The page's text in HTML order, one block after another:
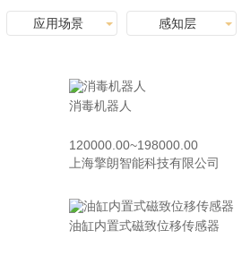
应用场景 感知层
消毒机器人
120000.00~198000.00
上海擎朗智能科技有限公司
油缸内置式磁致位移传感器